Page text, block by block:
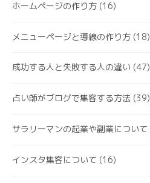
ホームページの作り方 (16)
メニューページと導線の作り方 (18)
成功する人と失敗する人の違い (47)
占い師がブログで集客する方法 (39)
サラリーマンの起業や副業について
インスタ集客について (16)